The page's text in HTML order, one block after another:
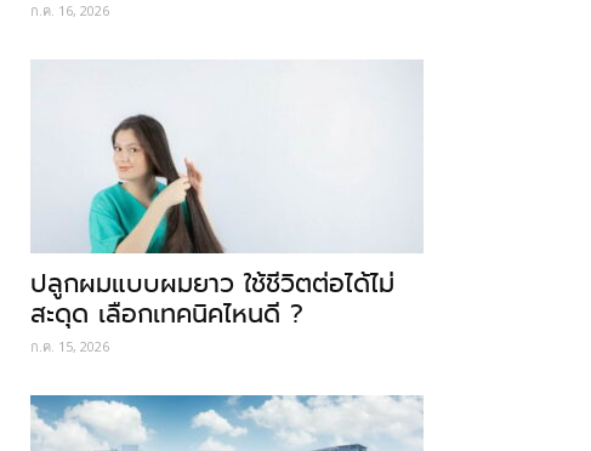
ก.ค. 16, 2026
ปลูกผมแบบผมยาว ใช้ชีวิตต่อได้ไม่
สะดุด เลือกเทคนิคไหนดี ?
ก.ค. 15, 2026